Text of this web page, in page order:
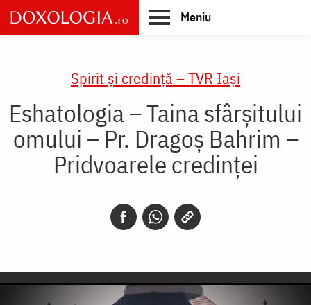
Skip
to
main
Meniu
Spirit și credință – TVR Iași
Eshatologia – Taina sfârșitului
omului – Pr. Dragoș Bahrim –
Pridvoarele credinței